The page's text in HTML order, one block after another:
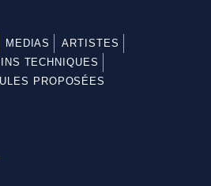
MEDIAS
ARTISTES
TECHNIQUES
PROPOSÉES